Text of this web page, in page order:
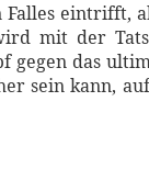
eintrifft,
mit der
das
sein kann,